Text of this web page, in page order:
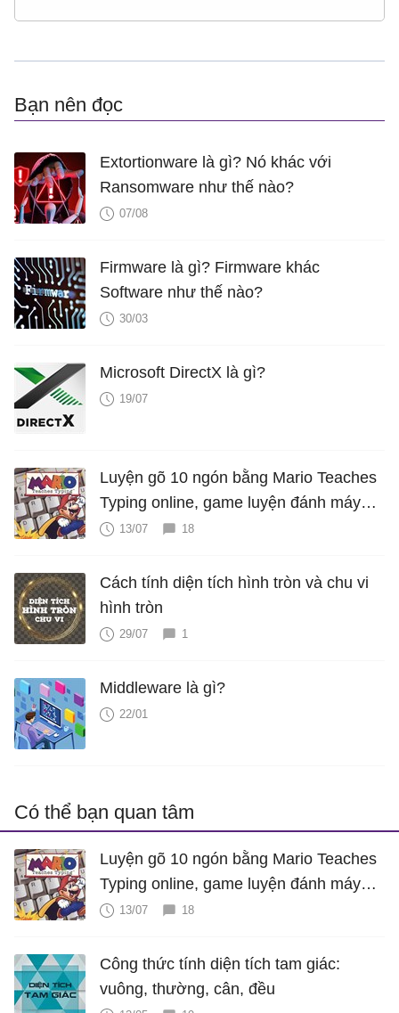
Bạn nên đọc
Extortionware là gì? Nó khác với
Ransomware như thế nào?
07/08
Firmware là gì? Firmware khác
Software như thế nào?
30/03
Microsoft DirectX là gì?
19/07
Luyện gõ 10 ngón bằng Mario Teaches
Typing online, game luyện đánh máy
cực hấp dẫn
13/07 18
Cách tính diện tích hình tròn và chu vi
hình tròn
29/07 1
Middleware là gì?
22/01
Có thể bạn quan tâm
Luyện gõ 10 ngón bằng Mario Teaches
Typing online, game luyện đánh máy
cực hấp dẫn
13/07 18
Công thức tính diện tích tam giác:
vuông, thường, cân, đều